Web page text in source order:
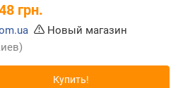
грн.
Новый магазин
Купить!